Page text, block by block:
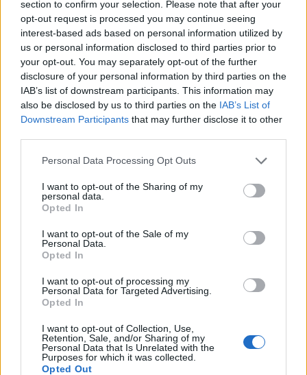
section to confirm your selection. Please note that after your
opt-out request is processed you may continue seeing
interest-based ads based on personal information utilized by
us or personal information disclosed to third parties prior to
your opt-out. You may separately opt-out of the further
disclosure of your personal information by third parties on the
IAB’s list of downstream participants. This information may
also be disclosed by us to third parties on the IAB’s List of
Downstream Participants that may further disclose it to other
Personal Data Processing Opt Outs
I want to opt-out of the Sharing of my
personal data.
Opted In
I want to opt-out of the Sale of my
Personal Data.
Opted In
I want to opt-out of processing my
Personal Data for Targeted Advertising.
Opted In
I want to opt-out of Collection, Use,
Retention, Sale, and/or Sharing of my
Personal Data that Is Unrelated with the
Purposes for which it was collected.
Opted Out
πραγματικά εχθρικές ενέργειες κατά
της
Η Συντακτική ομάδα του Libre
απόφαση της Ελλάδας να προχωρήσει στην
παραγωγή μη επανδρωμένων αεροσκαφών με την
Ουκρανία, δήλωσε η εκπρόσωπος του ρωσικού
υπουργείου Εξωτερικών Μαρία Ζαχάροβα σε
δημοσιογραφική ενημέρωση, την Πέμπτη. «Η
Ελλάδα ακολουθεί μια προκλητική, συγκρουσιακή
πολιτική έναντι της Ρωσίας και προβαίνει σε
Ζαχάροβα. «Η Αθήνα ήταν από τις πρώτες […]
ΠΕΡΙΣΣΌΤΕΡΑ ...